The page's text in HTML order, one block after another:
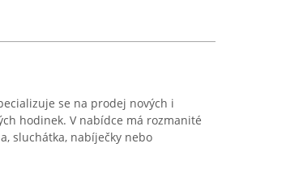
se na prodej nových i
hodinek. V nabídce má rozmanité
sluchátka, nabíječky nebo